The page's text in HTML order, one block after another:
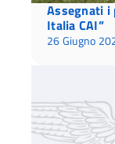
Assegnati i
Italia CAI”
26 Giugno